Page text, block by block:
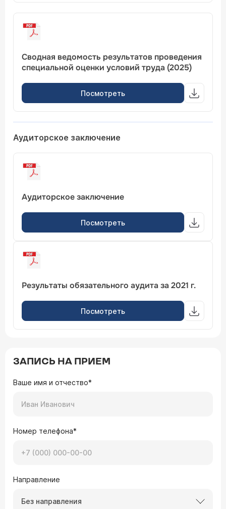
Сводная ведомость результатов проведения
специальной оценки условий труда (2025)
Посмотреть
Аудиторское заключение
Аудиторское заключение
Посмотреть
Результаты обязательного аудита за 2021 г.
Посмотреть
ЗАПИСЬ НА ПРИЕМ
Ваше имя и отчество*
Номер телефона*
Направление
Без направления